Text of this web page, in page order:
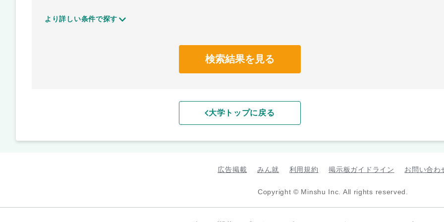
より詳しい条件で探す
検索結果を見る
大学トップに戻る
広告掲載 みん就 利用規約 掲示板ガイドライン お問い合わ
Copyright © Minshu Inc. All rights reserved.